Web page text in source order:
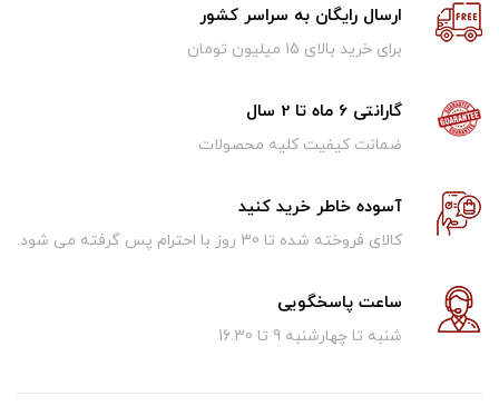
ارسال رایگان به سراسر کشور
برای خرید بالای ۱5 میلیون تومان
گارانتی 6 ماه تا 2 سال
ضمانت کیفیت کلیه محصولات
آسوده خاطر خرید کنید
کالای فروخته شده تا 30 روز با احترام پس گرفته می شود.
ساعت پاسخگویی
شنبه تا چهارشنبه 9 تا 16.30